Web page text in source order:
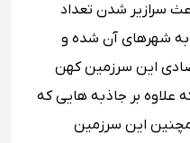
سرازیر شدن تعداد
به شهرهای آن شده و
این سرزمین کهن
بر جاذبه هایی که
این سرزمین